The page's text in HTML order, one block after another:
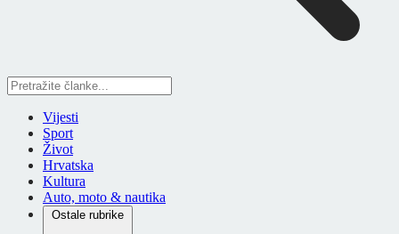
Vijesti
Sport
Život
Hrvatska
Kultura
Auto, moto & nautika
Ostale rubrike